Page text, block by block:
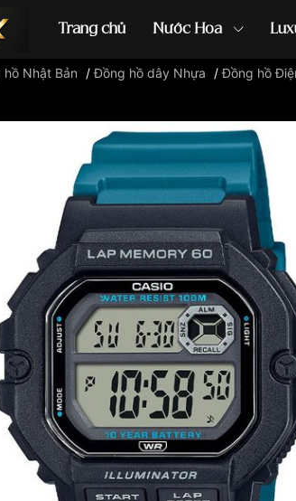
Trang chủ Nước Hoa
Đồng hồ casio đồng hồ G-
Nhật Bản /Đồng hồ dây Nhựa /Đồng hồ